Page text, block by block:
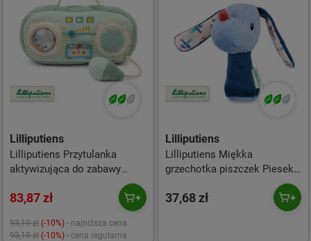
Lilliputiens
Lilliputiens Przytulanka
aktywizująca do zabawy
83,87 zł
93,19 zł (-10%) - najniższa cena
93,19 zł (-10%) - cena regularna
Lilliputiens
Lilliputiens Miękka
grzechotka piszczek Piesek
37,68 zł